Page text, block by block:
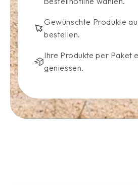
Gewünschte Produkte
bestellen.
Ihre Produkte per Paket
geniessen.